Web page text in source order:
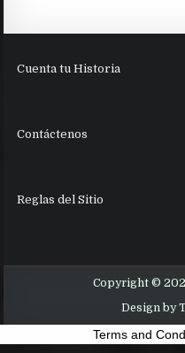
Cuenta tu Historia
Contáctenos
Reglas del Sitio
Copyright ©
Design by
Terms and